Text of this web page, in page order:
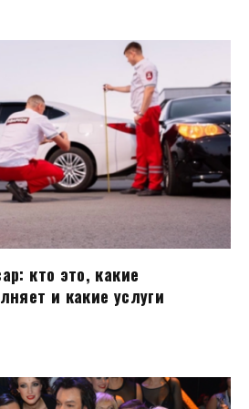
кто это, какие
и какие услуги